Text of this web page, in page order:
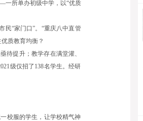
一所单办初级中学，以“优质
民“家门口”。“重庆八中直管
质教育均衡？
待提升；教学存在满堂灌、
级仅招了138名学生。经研
校服的学生，让学校精气神